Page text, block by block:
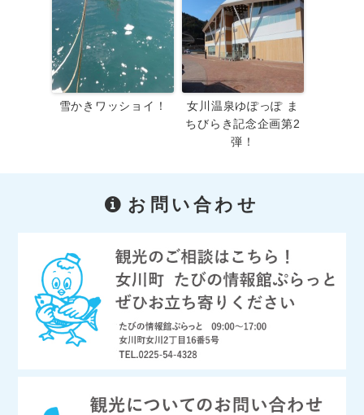
雪かきワッショイ！
女川温泉ゆぽっぽ ま
ちびらき記念企画第2
弾！
お問い合わせ